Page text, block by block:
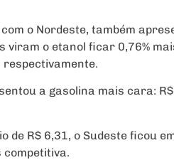
o Nordeste, também
viram o etanol ficar 0,76%
respectivamente.
a gasolina mais cara:
de R$ 6,31, o Sudeste ficou
competitiva.